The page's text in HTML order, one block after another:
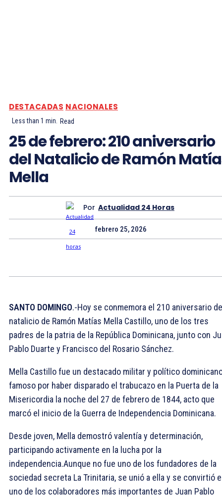
DESTACADAS NACIONALES
Less than 1 min. Read
25 de febrero: 210 aniversario
del Natalicio de Ramón
Mella
Por Actualidad 24 Horas
febrero 25, 2026
SANTO DOMINGO.-Hoy se conmemora el 210 aniversario
natalicio de Ramón Matías Mella Castillo, uno de los tres
padres de la patria de la República Dominicana, junto con
Pablo Duarte y Francisco del Rosario Sánchez.
Mella Castillo fue un destacado militar y político
famoso por haber disparado el trabucazo en la Puerta de la
Misericordia la noche del 27 de febrero de 1844, acto que
marcó el inicio de la Guerra de Independencia Dominicana.
Desde joven, Mella demostró valentía y determinación,
participando activamente en la lucha por la
independencia.Aunque no fue uno de los fundadores de la
sociedad secreta La Trinitaria, se unió a ella y se convirtió
uno de los colaboradores más importantes de Juan Pablo